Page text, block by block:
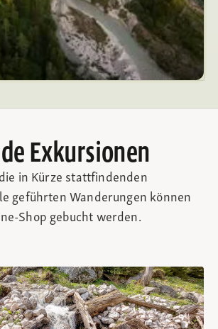
Exkursionen
in Kürze stattfindenden
geführten Wanderungen können
Shop gebucht werden.